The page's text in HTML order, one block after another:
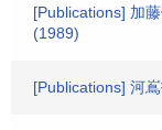
[Publications] 加
(1989)
[Publications] 河